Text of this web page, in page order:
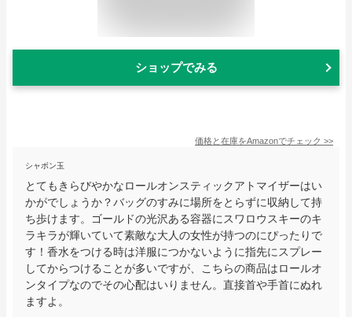
ショップでみる
価格と在庫をAmazonでチェック >>
シャボン玉
とてもきらびやかなロールオンスティックアトマイザーはい
かがでしょうか？バッグのすみに場所をとらずに収納して持
ち歩けます。ゴールドの光沢ある容器にスワロウスキーのキ
ラキラが輝いていて素敵な大人の女性が持つのにぴったりで
す！香水をつける時は洋服につかないように指先にスプレー
してからつけることが多いですが、こちらの商品はロールオ
ンタイプなのでその心配はいりません。直接首や手首にぬれ
ますよ。